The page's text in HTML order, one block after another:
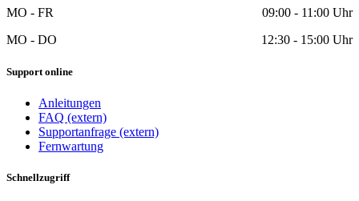
MO - FR
09:00 - 11:00 Uhr
MO - DO
12:30 - 15:00 Uhr
Support online
Anleitungen
FAQ (extern)
Supportanfrage (extern)
Fernwartung
Schnellzugriff